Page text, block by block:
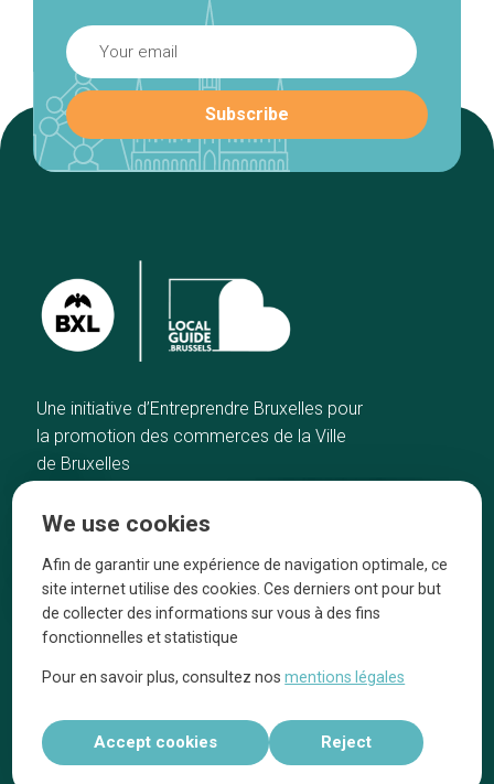
Une initiative d’Entreprendre Bruxelles pour
la promotion des commerces de la Ville
de Bruxelles
Our top picks
Neighborhoods
Blog
Tops 10
They talk about us
Legal information
Réalisé par
We use cookies
Afin de garantir une expérience de navigation optimale, ce
site internet utilise des cookies. Ces derniers ont pour but
de collecter des informations sur vous à des fins
fonctionnelles et statistique
Pour en savoir plus, consultez nosmentions légales
Accept cookies Reject